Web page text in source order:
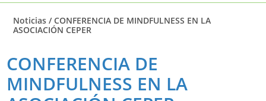
Noticias/CONFERENCIA DE MINDFULNESS EN LA
ASOCIACIÓN CEPER
CONFERENCIA DE
MINDFULNESS EN LA